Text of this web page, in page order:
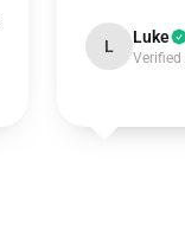
L Luke
Verified